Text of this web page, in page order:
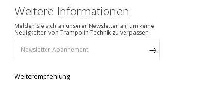
Weitere Informationen
Melden Sie sich an unserer Newsletter an, um keine
Neuigkeiten von Trampolin Technik zu verpassen
Weiterempfehlung